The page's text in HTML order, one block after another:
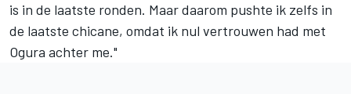
is in de laatste ronden. Maar daarom pushte ik zelfs in
de laatste chicane, omdat ik nul vertrouwen had met
Ogura achter me."